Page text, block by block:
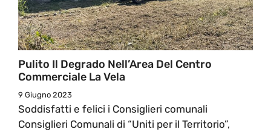
Pulito Il Degrado Nell’Area Del Centro
Commerciale La Vela
9 Giugno 2023
Soddisfatti e felici i Consiglieri comunali
Consiglieri Comunali di “Uniti per il Territorio”,